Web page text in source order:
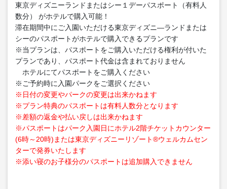
東京ディズニーランドまたはシー１デーパスポート（有料人
数分） がホテルで購入可能！
滞在期間中にご入園いただける東京ディズニ―ランドまたは
シーのパスポートがホテルで購入できるプランです
※当プランは、パスポートをご購入いただける権利が付いた
プランであり、パスポート代金は含まれておりません
ホテルにてパスポートをご購入ください
※ご予約時に入園パークをご選択ください
※日付の変更やパークの変更は出来かねます
※プラン特典のパスポートは有料人数分となります
※差額の返金や払い戻しは出来かねます
※パスポートはパーク入園日にホテル2階チケットカウンター
(6時～20時)または東京ディズニーリゾート®ウェルカムセン
ターで発券いたします
※添い寝のお子様分のパスポートは追加購入できません